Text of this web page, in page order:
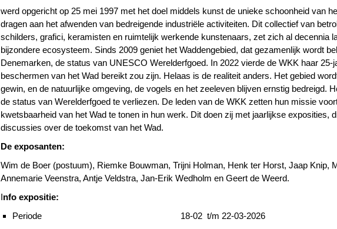
werd opgericht op 25 mei 1997 met het doel middels kunst de unieke schoonheid van
dragen aan het afwenden van bedreigende industriële activiteiten. Dit collectief van
schilders, grafici, keramisten en ruimtelijk werkende kunstenaars, zet zich al decennia
bijzondere ecosysteem. Sinds 2009 geniet het Waddengebied, dat gezamenlijk wordt
Denemarken, de status van UNESCO Werelderfgoed. In 2022 vierde de WKK haar 25-
beschermen van het Wad bereikt zou zijn. Helaas is de realiteit anders. Het gebied
gewin, en de natuurlijke omgeving, de vogels en het zeeleven blijven ernstig bedreigd.
de status van Werelderfgoed te verliezen. De leden van de WKK zetten hun missie
kwetsbaarheid van het Wad te tonen in hun werk. Dit doen zij met jaarlijkse exposities,
discussies over de toekomst van het Wad.
De exposanten:
Wim de Boer (postuum), Riemke Bouwman, Trijni Holman, Henk ter Horst, Jaap Knip,
Annemarie Veenstra, Antje Veldstra, Jan-Erik Wedholm en Geert de Weerd.
Info expositie:
Periode 18-02 t/m 22-03-2026